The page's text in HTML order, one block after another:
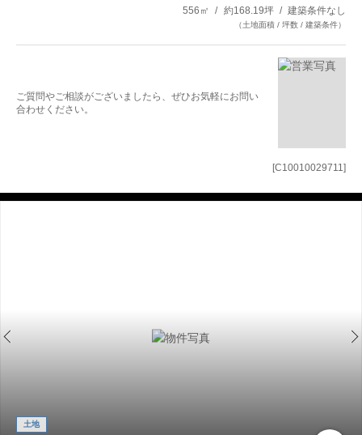
[C10010029711]
556㎡ 約168.19坪 建築条件なし
（土地面積 / 坪数 / 建築条件）
ご質問やご相談がございましたら、ぜひお気軽にお問い
合わせください。
土地